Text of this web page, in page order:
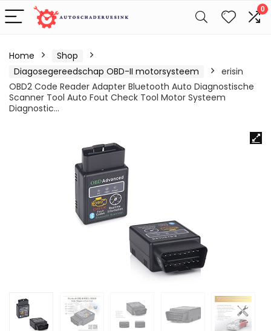
0
Home
Shop
Diagosegereedschap OBD-II motorsysteem
erisin
OBD2 Code Reader Adapter Bluetooth Auto Diagnostische
Scanner Tool Auto Fout Check Tool Motor Systeem
Diagnostic…